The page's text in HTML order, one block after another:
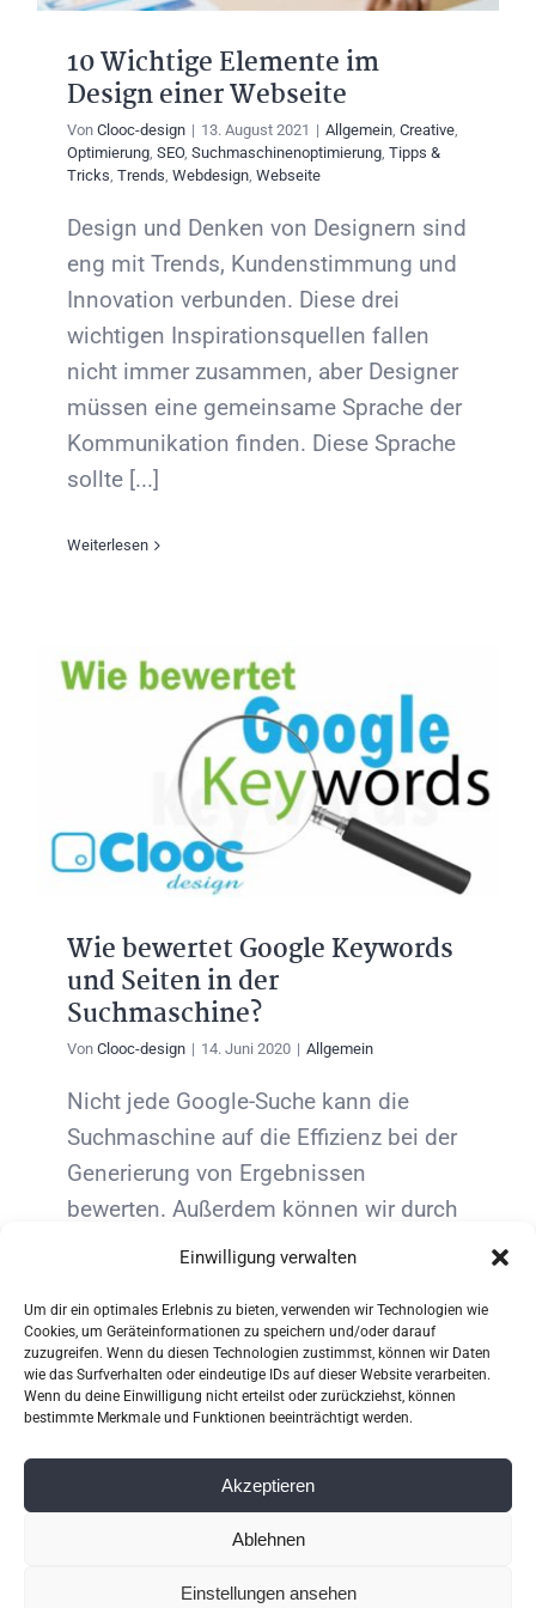
Einwilligung verwalten
Um dir ein optimales Erlebnis zu bieten, verwenden wir Technologien wie
Cookies, um Geräteinformationen zu speichern und/oder darauf
zuzugreifen. Wenn du diesen Technologien zustimmst, können wir Daten
wie das Surfverhalten oder eindeutige IDs auf dieser Website verarbeiten.
Wenn du deine Einwilligung nicht erteilst oder zurückziehst, können
bestimmte Merkmale und Funktionen beeinträchtigt werden.
Akzeptieren
Ablehnen
Einstellungen ansehen
10 Wichtige Elemente im
Design einer Webseite
Von Clooc-design | 13. August 2021 | Allgemein, Creative,
Optimierung, SEO, Suchmaschinenoptimierung, Tipps &
Tricks, Trends, Webdesign, Webseite
Design und Denken von Designern sind
eng mit Trends, Kundenstimmung und
Innovation verbunden. Diese drei
wichtigen Inspirationsquellen fallen
nicht immer zusammen, aber Designer
müssen eine gemeinsame Sprache der
Kommunikation finden. Diese Sprache
sollte [...]
Weiterlesen
Wie bewertet Google Keywords
und Seiten in der
Suchmaschine?
Von Clooc-design | 14. Juni 2020 | Allgemein
Nicht jede Google-Suche kann die
Suchmaschine auf die Effizienz bei der
Generierung von Ergebnissen
bewerten. Außerdem können wir durch
die Forschung, die wir normalerweise
Websites in der Ergebnisliste
eingestuft [...]
Weiterlesen